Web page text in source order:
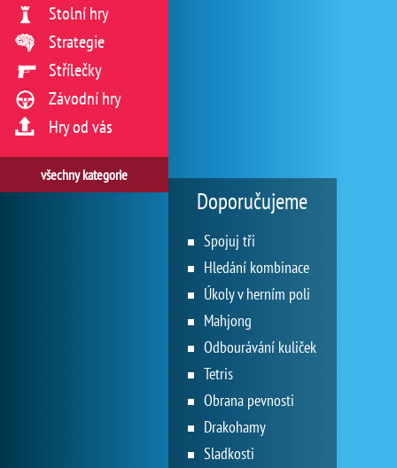
Stolní hry
Strategie
Střílečky
Závodní hry
Hry od vás
všechny kategorie
Doporučujeme
Spojuj tři
Hledání kombinace
Úkoly v herním poli
Mahjong
Odbourávání kuliček
Tetris
Obrana pevnosti
Drakohamy
Sladkosti